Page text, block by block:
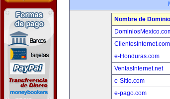
Nombre de Dominio
ClientesInternet.com
e-Honduras.com
VentasInternet.net
e-Sitio.com
e-pago.com